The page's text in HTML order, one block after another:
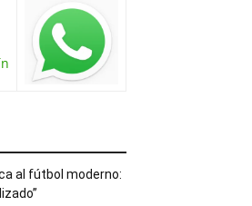
al fútbol moderno: